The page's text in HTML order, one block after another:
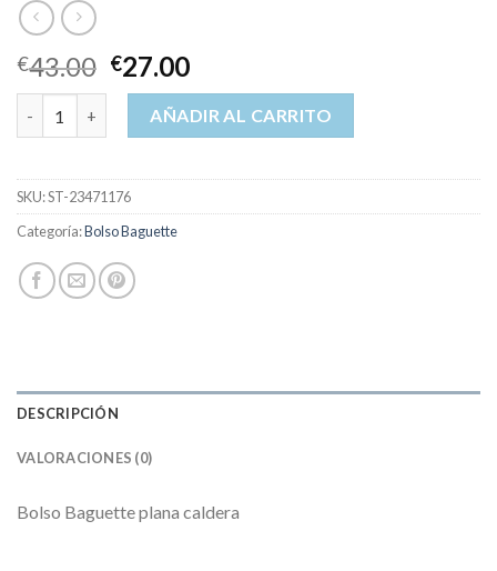
€43.00 €27.00
bolso baguette cantidadAÑADIR AL CARRITO
SKU:ST-23471176
Categoría:Bolso Baguette
DESCRIPCIÓN
VALORACIONES (0)
Bolso Baguette plana caldera